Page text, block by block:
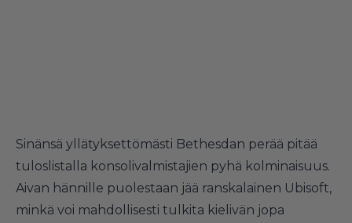
Sinänsä yllätyksettömästi Bethesdan perää pitää
tuloslistalla konsolivalmistajien pyhä kolminaisuus.
Aivan hännille puolestaan jää ranskalainen Ubisoft,
minkä voi mahdollisesti tulkita kielivän jopa